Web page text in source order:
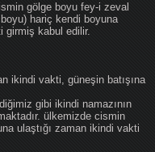
gölge boyu fey-i zeval
hariç kendi boyuna
girmiş kabul edilir.
ikindi vakti, güneşin batışına
gibi ikindi namazının
ülkemizde cismin
ulaştığı zaman ikindi vakti